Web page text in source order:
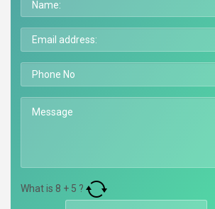
What is 8 + 5 ?